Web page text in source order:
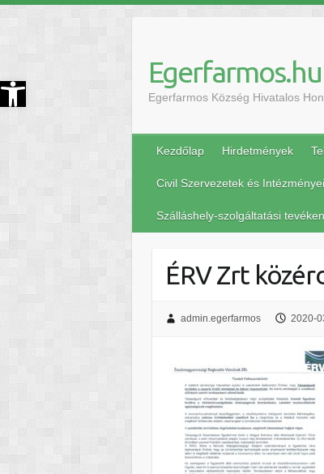
Eszköztár megnyitása Egerfarmos.hu
Egerfarmos Község Hivatalos
Kezdőlap Hirdetmények
Civil Szervezetek és
Szálláshely-szolgáltatási
ÉRV Zrt
admin.egerfarmos 2020-